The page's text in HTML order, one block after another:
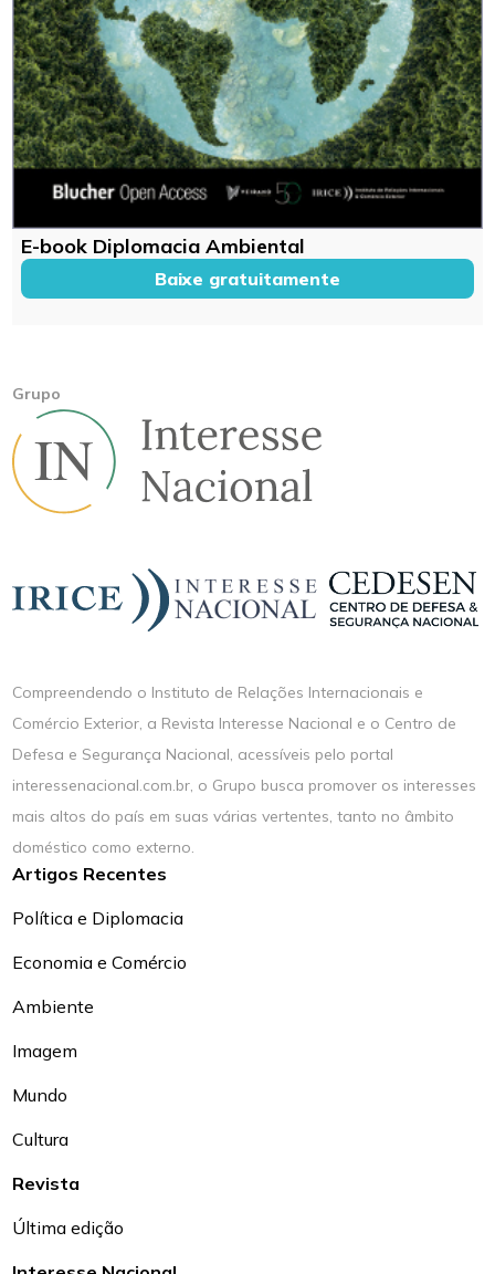
E-book Diplomacia Ambiental
Baixe gratuitamente
Grupo
Compreendendo o Instituto de Relações Internacionais e
Comércio Exterior, a Revista Interesse Nacional e o Centro de
Defesa e Segurança Nacional, acessíveis pelo portal
interessenacional.com.br, o Grupo busca promover os interesses
mais altos do país em suas várias vertentes, tanto no âmbito
doméstico como externo.
Artigos Recentes
Política e Diplomacia
Economia e Comércio
Ambiente
Imagem
Mundo
Cultura
Revista
Última edição